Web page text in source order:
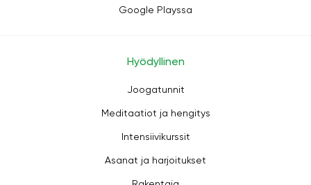
Google Playssa
Hyödyllinen
Joogatunnit
Meditaatiot ja hengitys
Intensiivikurssit
Asanat ja harjoitukset